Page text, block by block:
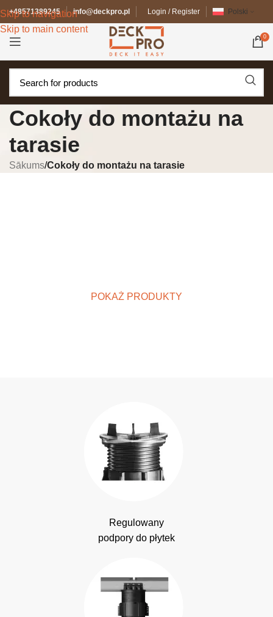
Skip to navigation
Skip to main content
+48571389245 info@deckpro.pl Login / Register Polski
0
Cokoły do ​​montażu na
tarasie
Sākums/Cokoły do ​​montażu na tarasie
POKAŻ PRODUKTY
Regulowany
podpory do płytek